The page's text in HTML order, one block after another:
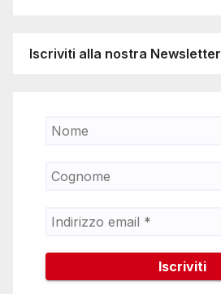
Iscriviti alla nostra Newsletter